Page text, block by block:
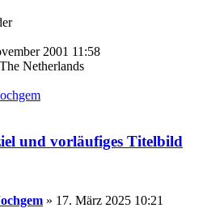
2001 11:58
Netherlands
und vorläufiges Titelbild
» 17. März 2025 10:21